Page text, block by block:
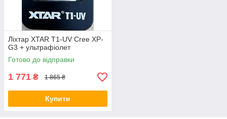
Ліхтар XTAR T1-UV Cree XP-
G3 + ультрафіолет
Готово до відправки
1 771 ₴ 1 865 ₴
Купити